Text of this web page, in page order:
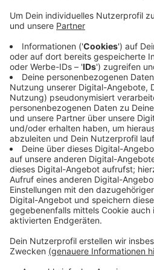
Bis in den späten Abend
Anzeige
Der Schwertransporter hält
Transporter auf. Die drei waren
unterwegs und sind knapp 100
transportieren Bauteile für
Polizei geht aktuell davon aus,
bis in die späten
Anzeige